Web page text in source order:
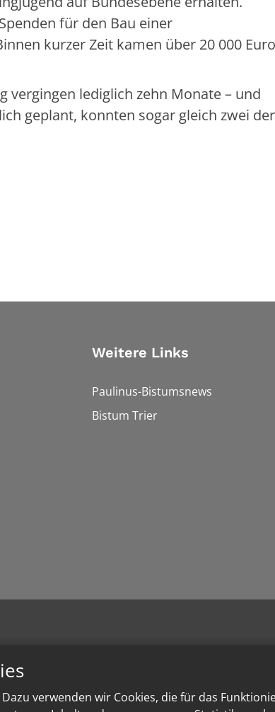
verwenden wir Cookies, die für das
für den Bau einer
kurzer Zeit kamen über 20 000 Euro
vergingen lediglich zehn Monate – und
geplant, konnten sogar gleich zwei der
Weitere Links
Paulinus-Bistumsnews
Bistum Trier